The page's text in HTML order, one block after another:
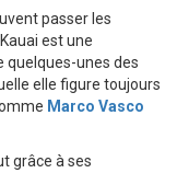
passer les
est une
quelques-unes des
elle figure toujours
Marco Vasco
grâce à ses